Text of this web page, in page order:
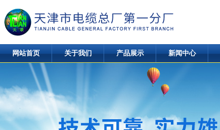
网站首页 关于我们 产品展示 新闻中心